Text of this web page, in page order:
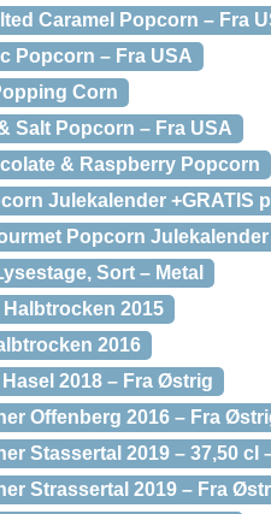
Caramel Popcorn – Fra
Popcorn – Fra USA
Corn
Salt Popcorn – Fra USA
& Raspberry Popcorn
Julekalender +GRATIS
Popcorn
Sort – Metal
2015
2016
2018 – Fra Østrig
Offenberg 2016 – Fra
Stassertal 2019 – 37,50 cl
Strassertal 2019 – Fra